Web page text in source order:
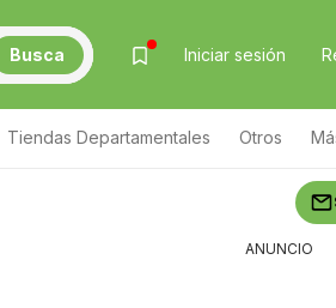
Busca Iniciar sesión
Tiendas Departamentales Otros
ANUNCIO